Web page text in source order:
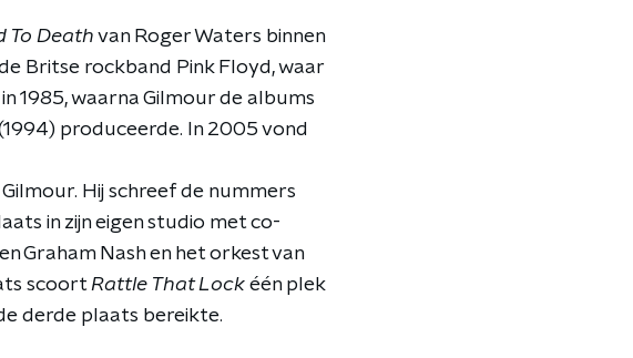
To Death van Roger Waters binnen
Britse rockband Pink Floyd, waar
1985, waarna Gilmour de albums
produceerde. In 2005 vond
Hij schreef de nummers
in zijn eigen studio met co-
Graham Nash en het orkest van
scoort Rattle That Lock één plek
derde plaats bereikte.